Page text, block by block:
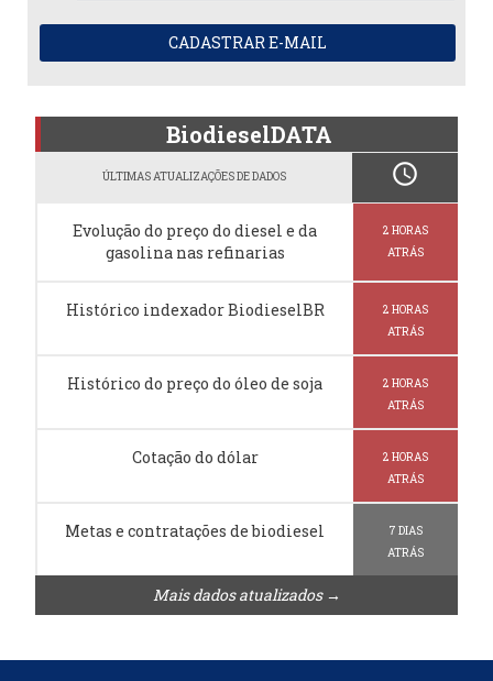
CADASTRAR E-MAIL
BiodieselDATA
ÚLTIMAS ATUALIZAÇÕES DE DADOS schedule
Evolução do preço do diesel e da
gasolina nas refinarias
2 HORAS
ATRÁS
Histórico indexador BiodieselBR
2 HORAS
ATRÁS
Histórico do preço do óleo de soja
2 HORAS
ATRÁS
Cotação do dólar
2 HORAS
ATRÁS
Metas e contratações de biodiesel
7 DIAS
ATRÁS
Mais dados atualizados →